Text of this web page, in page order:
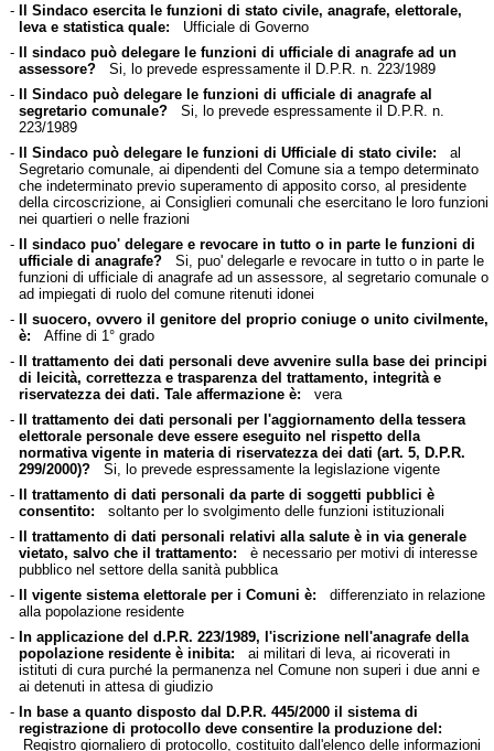
- Il Sindaco esercita le funzioni di stato civile, anagrafe, elettorale,
leva e statistica quale: Ufficiale di Governo
- Il sindaco può delegare le funzioni di ufficiale di anagrafe ad un
assessore?Si, lo prevede espressamente il D.P.R. n. 223/1989
- Il Sindaco può delegare le funzioni di ufficiale di anagrafe al
segretario comunale?Si, lo prevede espressamente il D.P.R. n.
223/1989
- Il Sindaco può delegare le funzioni di Ufficiale di stato civile: al
Segretario comunale, ai dipendenti del Comune sia a tempo determinato
che indeterminato previo superamento di apposito corso, al presidente
della circoscrizione, ai Consiglieri comunali che esercitano le loro funzioni
nei quartieri o nelle frazioni
- Il sindaco puo' delegare e revocare in tutto o in parte le funzioni di
ufficiale di anagrafe?Si, puo' delegarle e revocare in tutto o in parte le
funzioni di ufficiale di anagrafe ad un assessore, al segretario comunale o
ad impiegati di ruolo del comune ritenuti idonei
- Il suocero, ovvero il genitore del proprio coniuge o unito civilmente,
è: Affine di 1° grado
- Il trattamento dei dati personali deve avvenire sulla base dei principi
di leicità, correttezza e trasparenza del trattamento, integrità e
riservatezza dei dati. Tale affermazione è: vera
- Il trattamento dei dati personali per l'aggiornamento della tessera
elettorale personale deve essere eseguito nel rispetto della
normativa vigente in materia di riservatezza dei dati (art. 5, D.P.R.
299/2000)?Si, lo prevede espressamente la legislazione vigente
- Il trattamento di dati personali da parte di soggetti pubblici è
consentito: soltanto per lo svolgimento delle funzioni istituzionali
- Il trattamento di dati personali relativi alla salute è in via generale
vietato, salvo che il trattamento: è necessario per motivi di interesse
pubblico nel settore della sanità pubblica
- Il vigente sistema elettorale per i Comuni è: differenziato in relazione
alla popolazione residente
- In applicazione del d.P.R. 223/1989, l'iscrizione nell'anagrafe della
popolazione residente è inibita: ai militari di leva, ai ricoverati in
istituti di cura purché la permanenza nel Comune non superi i due anni e
ai detenuti in attesa di giudizio
- In base a quanto disposto dal D.P.R. 445/2000 il sistema di
registrazione di protocollo deve consentire la produzione del:
Registro giornaliero di protocollo, costituito dall'elenco delle informazioni